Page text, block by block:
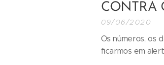
CONTRA
09/06/2020
Os números, os
ficarmos em